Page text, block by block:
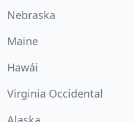
Nebraska
Maine
Hawái
Virginia Occidental